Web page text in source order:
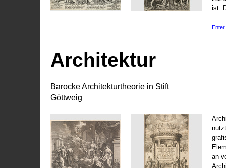
ist.
Enter
Architektur
Barocke Architekturtheorie in Stift
Göttweig
an